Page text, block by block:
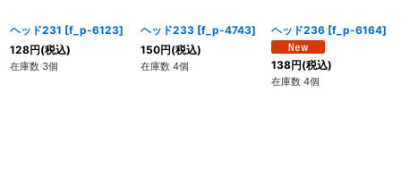
ヘッド231 [f_p-6123]
128円(税込)
在庫数 3個
ヘッド233 [f_p-4743]
150円(税込)
在庫数 4個
ヘッド236 [f_p-6164]
138円(税込)
在庫数 4個